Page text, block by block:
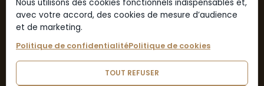
Autres
Nous utilisons des cookies fonctionnels indispensables et,
avec votre accord, des cookies de mesure d’audience
et de marketing.
Politique de confidentialitéPolitique de cookies
TOUT REFUSER